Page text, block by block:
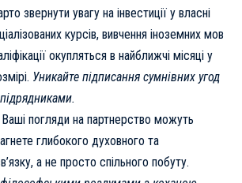
звернути увагу на інвестиції у власні
курсів, вивчення іноземних мов
окупляться в найближчі місяці у
Уникайте підписання сумнівних угод
Ваші погляди на партнерство можуть
глибокого духовного та
а не просто спільного побуту.